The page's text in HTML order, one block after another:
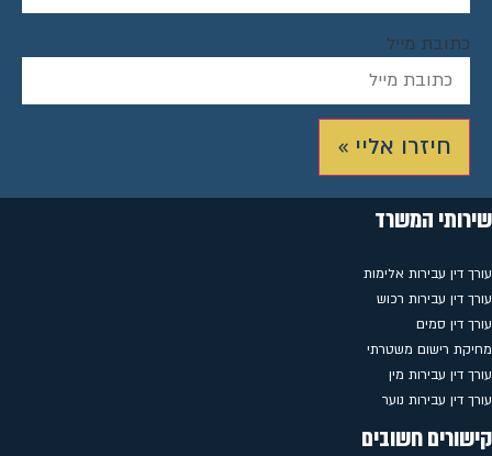
כתובת מייל
חיזרו אליי »
שירותי המשרד
עורך דין עבירות אלימות
עורך דין עבירות רכוש
עורך דין סמים
מחיקת רישום משטרתי
עורך דין עבירות מין
עורך דין עבירות נוער
קישורים חשובים